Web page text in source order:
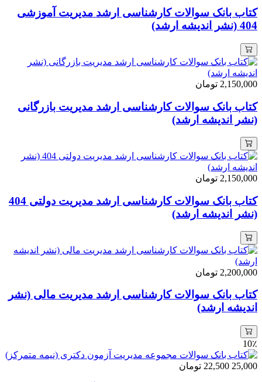
کتاب بانک سوالات کارشناسی ارشد مدیریت آموزشی
404 (نشر اندیشه ارشد)
2,150,000 تومان
کتاب بانک سوالات کارشناسی ارشد مدیریت بازرگانی
(نشر اندیشه ارشد)
2,150,000 تومان
کتاب بانک سوالات کارشناسی ارشد مدیریت دولتی 404
(نشر اندیشه ارشد)
2,200,000 تومان
کتاب بانک سوالات کارشناسی ارشد مدیریت مالی (نشر
اندیشه ارشد)
10٪
25,000
22,500 تومان